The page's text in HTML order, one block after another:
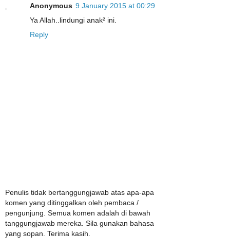
Anonymous 9 January 2015 at 00:29
Ya Allah..lindungi anak² ini.
Reply
Penulis tidak bertanggungjawab atas apa-apa
komen yang ditinggalkan oleh pembaca /
pengunjung. Semua komen adalah di bawah
tanggungjawab mereka. Sila gunakan bahasa
yang sopan. Terima kasih.